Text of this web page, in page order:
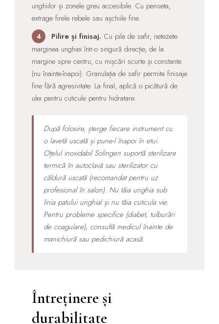
unghiilor și zonele greu accesibile. Cu penseta,
extrage firele rebele sau așchiile fine.
4 Pilire și finisaj. Cu pila de safir, netezete
marginea unghiei într-o singură direcție, de la
margine spre centru, cu mișcări scurte și constante
(nu înainte-înapoi). Granulația de safir permite finisaje
fine fără agresivitate. La final, aplică o picătură de
ulei pentru cuticule pentru hidratare.
După folosire, șterge fiecare instrument cu
o lavetă uscată și pune-l înapoi în etui.
Oțelul inoxidabil Solingen suportă sterilizare
termică în autoclavă sau sterilizator cu
căldură uscată (recomandat pentru uz
profesional în salon). Nu tăia unghia sub
linia patului unghial și nu tăia cuticula vie.
Pentru probleme specifice (diabet, tulburări
de coagulare), consultă medicul înainte de
manichiură sau pedichiură acasă.
Întreținere și
durabilitate